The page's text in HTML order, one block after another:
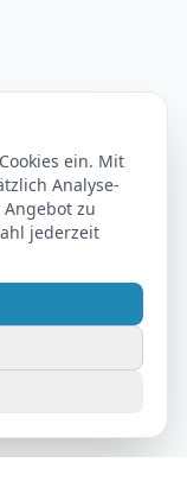
ein. Mit
Analyse-
zu
jederzeit